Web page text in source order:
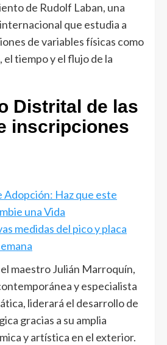
de Rudolf Laban, una
que estudia a
de variables físicas como
el tiempo y el flujo de la
Distrital de las
inscripciones
Adopción: Haz que este
una Vida
medidas del pico y placa
maestro Julián Marroquín,
y especialista
liderará el desarrollo de
gracias a su amplia
y artística en el exterior.